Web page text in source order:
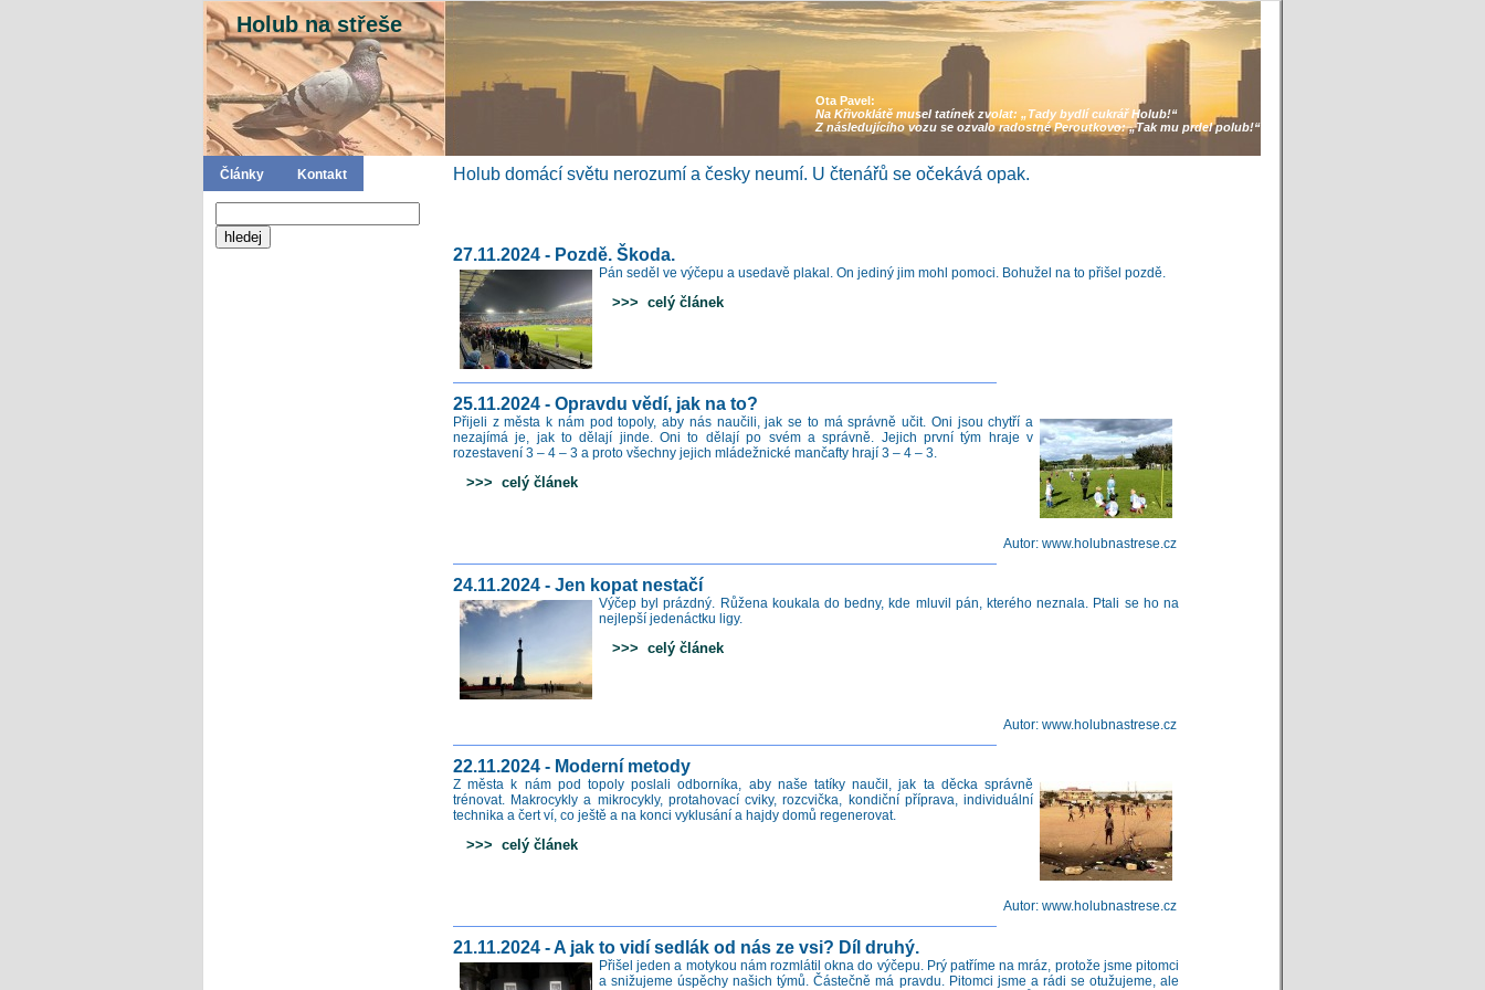
Holub na střeše
Ota Pavel:
Na Křivoklátě musel tatínek zvolat: „Tady bydlí cukrář Holub!“
Z následujícího vozu se ozvalo radostné Peroutkovo:„Tak mu prdel polub!“
Články Kontakt Holub domácí světu nerozumí a česky neumí. U čtenářů se očekává opak.
27.11.2024 - Pozdě. Škoda.
Pán seděl ve výčepu a usedavě plakal. On jediný jim mohl pomoci. Bohužel na to přišel pozdě.
>>> celý článek
25.11.2024 - Opravdu vědí, jak na to?
Přijeli z města k nám pod topoly, aby nás naučili, jak se to má správně učit. Oni jsou chytří a
nezajímá je, jak to dělají jinde. Oni to dělají po svém a správně. Jejich první tým hraje v
rozestavení 3 – 4 – 3 a proto všechny jejich mládežnické mančafty hrají 3 – 4 – 3.
>>> celý článek
Autor: www.holubnastrese.cz
24.11.2024 - Jen kopat nestačí
Výčep byl prázdný. Růžena koukala do bedny, kde mluvil pán, kterého neznala. Ptali se ho na
nejlepší jedenáctku ligy.
>>> celý článek
Autor: www.holubnastrese.cz
22.11.2024 - Moderní metody
Z města k nám pod topoly poslali odborníka, aby naše tatíky naučil, jak ta děcka správně
trénovat. Makrocykly a mikrocykly, protahovací cviky, rozcvička, kondiční příprava, individuální
technika a čert ví, co ještě a na konci vyklusání a hajdy domů regenerovat.
>>> celý článek
Autor: www.holubnastrese.cz
21.11.2024 - A jak to vidí sedlák od nás ze vsi? Díl druhý.
Přišel jeden a motykou nám rozmlátil okna do výčepu. Prý patříme na mráz, protože jsme pitomci
a snižujeme úspěchy našich týmů. Částečně má pravdu. Pitomci jsme a rádi se otužujeme, ale